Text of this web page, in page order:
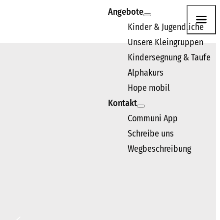
Wir freuen uns darauf, dich kennenzulernen.
Angebote
Kinder & Jugendliche
Unsere Kleingruppen
Kindersegnung & Taufe
Alphakurs
Hope mobil
Kontakt
Communi App
Schreibe uns
Wegbeschreibung